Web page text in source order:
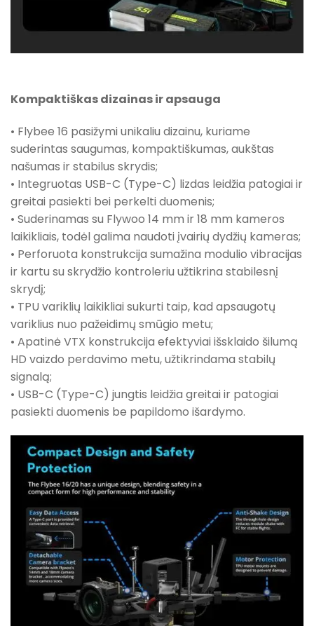
Kompaktiškas dizainas ir apsauga
• Flybee 16 pasižymi unikaliu dizainu, kuriame
suderintas saugumas, kompaktiškumas, aukštas
našumas ir stabilus skrydis;
• Integruotas USB-C (Type-C) lizdas leidžia patogiai ir
greitai pasiekti bei perkelti duomenis;
• Suderinamas su Flywoo 14 mm ir 18 mm kameros
laikikliais, todėl galima naudoti įvairių dydžių kameras;
• Perforuota konstrukcija sumažina modulio vibracijas
ir kartu su skrydžio kontroleriu užtikrina stabilesnį
skrydį;
• TPU variklių laikikliai sukurti taip, kad apsaugotų
variklius nuo pažeidimų smūgio metu;
• Apatinė VTX konstrukcija efektyviai išsklaido šilumą
HD vaizdo perdavimo metu, užtikrindama stabilų
signalą;
• USB-C (Type-C) jungtis leidžia greitai ir patogiai
pasiekti duomenis be papildomo išardymo.